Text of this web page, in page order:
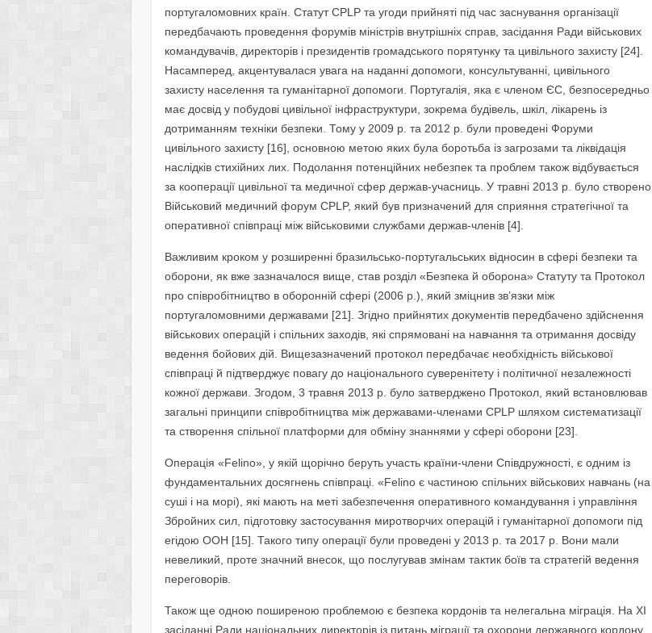
португаломовних країн. Статут CPLP та угоди прийняті під час заснування організації
передбачають проведення форумів міністрів внутрішніх справ, засідання Ради військових
командувачів, директорів і президентів громадського порятунку та цивільного захисту [24].
Насамперед, акцентувалася увага на наданні допомоги, консультуванні, цивільного
захисту населення та гуманітарної допомоги. Португалія, яка є членом ЄС, безпосередньо
має досвід у побудові цивільної інфраструктури, зокрема будівель, шкіл, лікарень із
дотриманням техніки безпеки. Тому у 2009 р. та 2012 р. були проведені Форуми
цивільного захисту [16], основною метою яких була боротьба із загрозами та ліквідація
наслідків стихійних лих. Подолання потенційних небезпек та проблем також відбувається
за кооперації цивільної та медичної сфер держав-учасниць. У травні 2013 р. було створено
Військовий медичний форум CPLP, який був призначений для сприяння стратегічної та
оперативної співпраці між військовими службами держав-членів [4].
Важливим кроком у розширенні бразильсько-португальських відносин в сфері безпеки та
оборони, як вже зазначалося вище, став розділ «Безпека й оборона» Статуту та Протокол
про співробітництво в оборонній сфері (2006 р.), який зміцнив зв’язки між
португаломовними державами [21]. Згідно прийнятих документів передбачено здійснення
військових операцій і спільних заходів, які спрямовані на навчання та отримання досвіду
ведення бойових дій. Вищезазначений протокол передбачає необхідність військової
співпраці й підтверджує повагу до національного суверенітету і політичної незалежності
кожної держави. Згодом, 3 травня 2013 р. було затверджено Протокол, який встановлював
загальні принципи співробітництва між державами-членами CPLP шляхом систематизації
та створення спільної платформи для обміну знаннями у сфері оборони [23].
Операція «Felino», у якій щорічно беруть участь країни-члени Співдружності, є одним із
фундаментальних досягнень співпраці. «Felino є частиною спільних військових навчань (на
суші і на морі), які мають на меті забезпечення оперативного командування і управління
Збройних сил, підготовку застосування миротворчих операцій і гуманітарної допомоги під
егідою ООН [15]. Такого типу операції були проведені у 2013 р. та 2017 р. Вони мали
невеликий, проте значний внесок, що послугував змінам тактик боїв та стратегій ведення
переговорів.
Також ще одною поширеною проблемою є безпека кордонів та нелегальна міграція. На XI
засіданні Ради національних директорів із питань міграції та охорони державного кордону,